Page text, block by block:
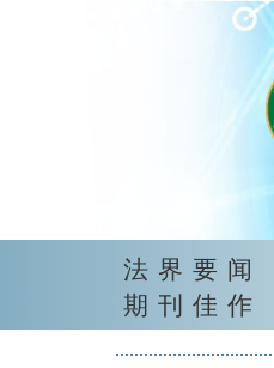
法界要闻
期刊佳作